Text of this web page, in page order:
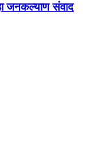
जनकल्याण संवाद